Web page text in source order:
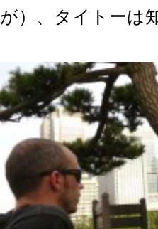
が）、タイトーは